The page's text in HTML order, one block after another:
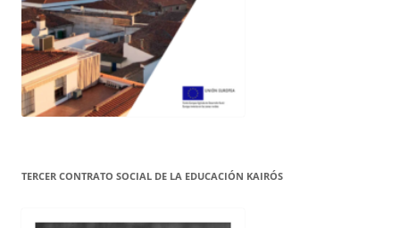
TERCER CONTRATO SOCIAL DE LA EDUCACIÓN KAIRÓS